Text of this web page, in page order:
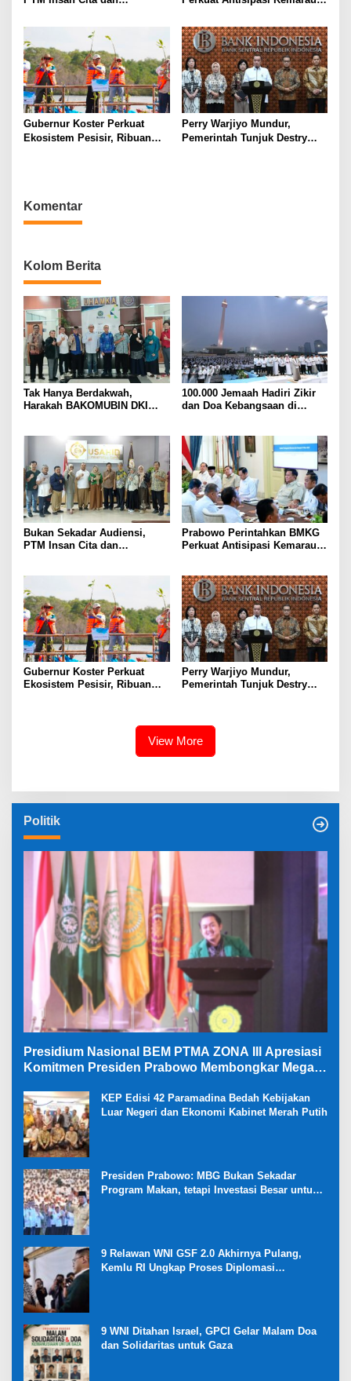
Kolaborasi Open Turnamen
Tenis Meja
Gubernur Koster Perkuat
Ekosistem Pesisir, Ribuan
Perry Warjiyo Mundur,
Pemerintah Tunjuk Destry
Komentar
Kolom Berita
Tak Hanya Berdakwah,
Harakah BAKOMUBIN DKI
Bersama LKLH FH UHAMKA
100.000 Jemaah Hadiri Zikir
dan Doa Kebangsaan di
Bukan Sekadar Audiensi,
PTM Insan Cita dan
Prabowo Perintahkan BMKG
Perkuat Antisipasi Kemarau
Gubernur Koster Perkuat
Ekosistem Pesisir, Ribuan
Perry Warjiyo Mundur,
Pemerintah Tunjuk Destry
View More
Politik
Presidium Nasional BEM PTMA ZONA III Apresiasi
Komitmen Presiden Prabowo Membongkar Mega
KEP Edisi 42 Paramadina Bedah Kebijakan
Luar Negeri dan Ekonomi Kabinet Merah Putih
Presiden Prabowo: MBG Bukan Sekadar
Program Makan, tetapi Investasi Besar untuk
9 Relawan WNI GSF 2.0 Akhirnya Pulang,
Kemlu RI Ungkap Proses Diplomasi
9 WNI Ditahan Israel, GPCI Gelar Malam Doa
dan Solidaritas untuk Gaza